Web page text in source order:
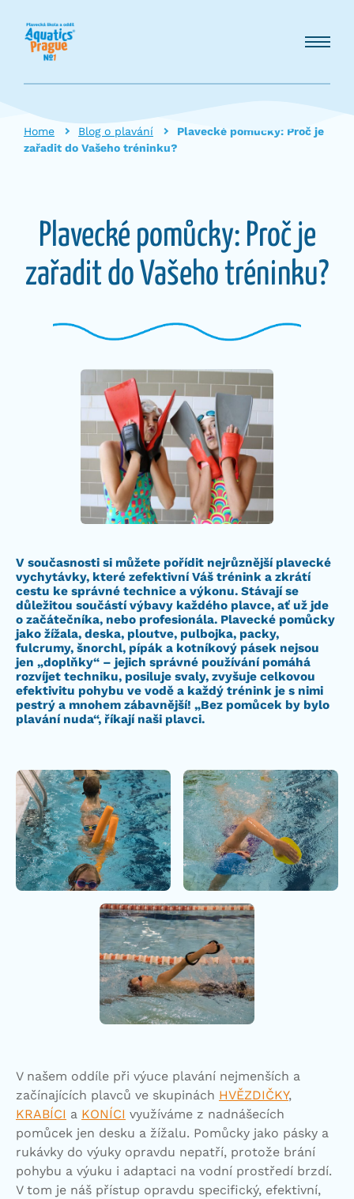
Home Blog o plavání
Plavecké pomůcky: Proč je
zařadit do Vašeho tréninku?
Plavecké pomůcky: Proč je
zařadit do Vašeho tréninku?
V současnosti si můžete pořídit nejrůznější plavecké
vychytávky, které zefektivní Váš trénink a zkrátí
cestu ke správné technice a výkonu. Stávají se
důležitou součástí výbavy každého plavce, ať už jde
o začátečníka, nebo profesionála. Plavecké pomůcky
jako žížala, deska, ploutve, pulbojka, packy,
fulcrumy, šnorchl, pípák a kotníkový pásek nejsou
jen „doplňky“ – jejich správné používání pomáhá
rozvíjet techniku, posiluje svaly, zvyšuje celkovou
efektivitu pohybu ve vodě a každý trénink je s nimi
pestrý a mnohem zábavnější! „Bez pomůcek by bylo
plavání nuda“, říkají naši plavci.
V našem oddíle při výuce plavání nejmenších a
začínajících plavců ve skupinách HVĚZDIČKY,
KRABÍCI a KONÍCI využíváme z nadnášecích
pomůcek jen desku a žížalu. Pomůcky jako pásky a
rukávky do výuky opravdu nepatří, protože brání
pohybu a výuku i adaptaci na vodní prostředí brzdí.
V tom je náš přístup opravdu specifický, efektivní,